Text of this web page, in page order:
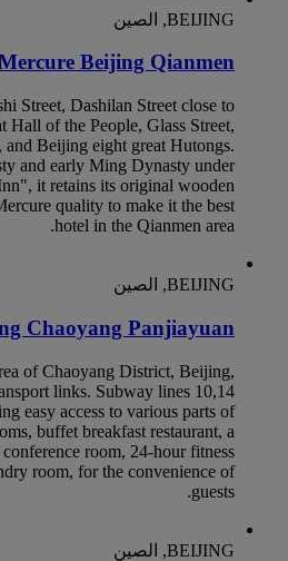
BEIJING, الصين
Beijing Qianmen
Street, Dashilan Street close to
Hall of the People, Glass Street,
and Beijing eight great Hutongs.
and early Ming Dynasty under
it retains its original wooden
quality to make it the best
hotel in the Qianmen area.
BEIJING, الصين
Chaoyang Panjiayuan
of Chaoyang District, Beijing,
links. Subway lines 10,14
easy access to various parts of
buffet breakfast restaurant, a
room, 24-hour fitness
room, for the convenience of
guests.
BEIJING, الصين